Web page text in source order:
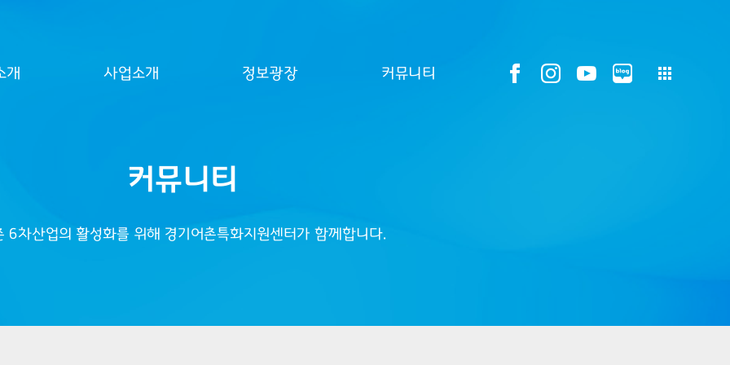
개 사업소개 정보광장 커뮤니티
커뮤니티
6차산업의 활성화를 위해 경기어촌특화지원센터가 함께합니다.